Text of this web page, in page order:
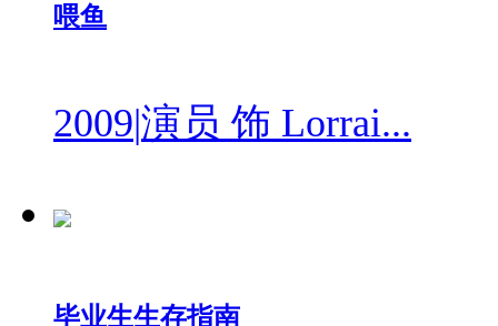
喂鱼
2009|演员 饰 Lorrai...
毕业生生存指南